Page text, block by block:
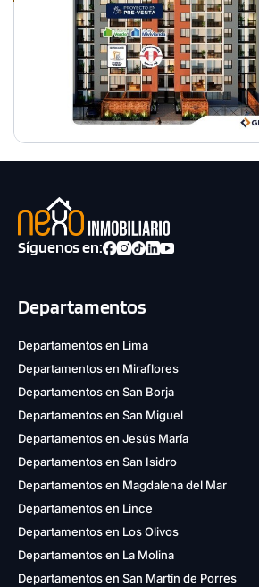
Síguenos en:
Departamentos
Departamentos en Lima
Departamentos en Miraflores
Departamentos en San Borja
Departamentos en San Miguel
Departamentos en Jesús María
Departamentos en San Isidro
Departamentos en Magdalena del Mar
Departamentos en Lince
Departamentos en Los Olivos
Departamentos en La Molina
Departamentos en San Martín de Porres